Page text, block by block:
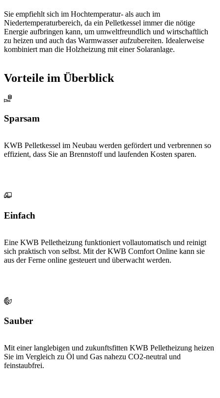
Sie empfiehlt sich im Hochtemperatur- als auch im
Niedertemperaturbereich, da ein Pelletkessel immer die nötige
Energie aufbringen kann, um umweltfreundlich und wirtschaftlich
zu heizen und auch das Warmwasser aufzubereiten. Idealerweise
kombiniert man die Holzheizung mit einer Solaranlage.
Vorteile im Überblick
Sparsam
KWB Pelletkessel im Neubau werden gefördert und verbrennen so
effizient, dass Sie an Brennstoff und laufenden Kosten sparen.
Einfach
Eine KWB Pelletheizung funktioniert vollautomatisch und reinigt
sich praktisch von selbst. Mit der KWB Comfort Online kann sie
aus der Ferne online gesteuert und überwacht werden.
Sauber
Mit einer langlebigen und zukunftsfitten KWB Pelletheizung heizen
Sie im Vergleich zu Öl und Gas nahezu CO2-neutral und
feinstaubfrei.